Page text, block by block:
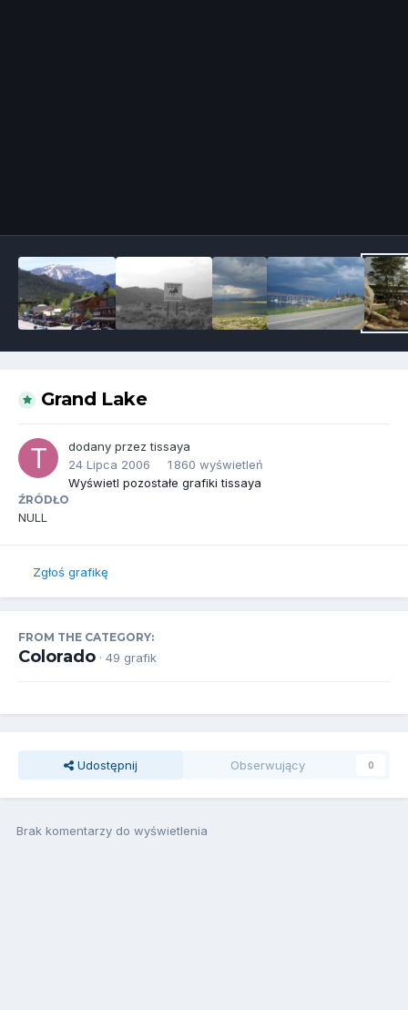
Grand Lake
dodany przeztissaya
24 Lipca 2006
1 860 wyświetleń
Wyświetl pozostałe grafiki tissaya
ŹRÓDŁO
NULL
Zgłoś grafikę
FROM THE CATEGORY:
Colorado · 49 grafik
Udostępnij Obserwujący 0
Brak komentarzy do wyświetlenia